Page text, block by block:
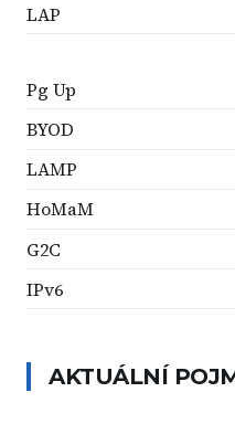
LAP
Pg Up
BYOD
LAMP
HoMaM
G2C
IPv6
AKTUÁLNÍ